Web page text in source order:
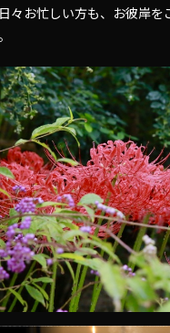
々お忙しい方も、お彼岸を